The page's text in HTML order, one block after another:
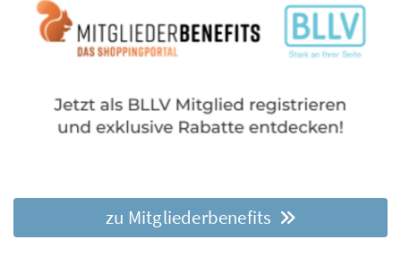
zu Mitgliederbenefits